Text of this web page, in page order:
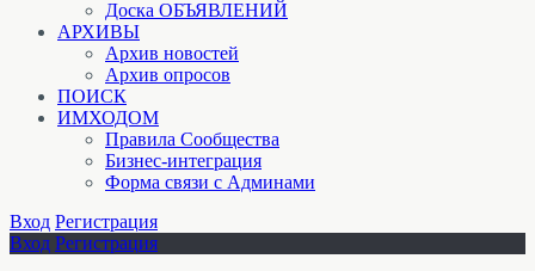
Доска ОБЪЯВЛЕНИЙ
АРХИВЫ
Архив новостей
Архив опросов
ПОИСК
ИМХОДОМ
Правила Сообщества
Бизнес-интеграция
Форма связи с Админами
Вход Регистрация
Вход Регистрация